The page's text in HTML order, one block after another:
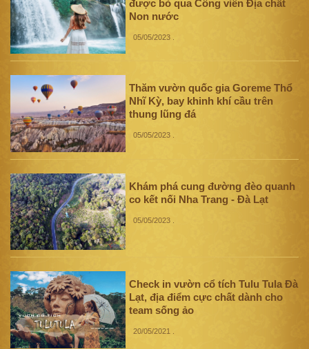
được bỏ qua Công viên Địa chất
Non nước
05/05/2023
Thăm vườn quốc gia Goreme Thổ
Nhĩ Kỳ, bay khinh khí cầu trên
thung lũng đá
05/05/2023
Khám phá cung đường đèo quanh
co kết nối Nha Trang - Đà Lạt
05/05/2023
Check in vườn cổ tích Tulu Tula Đà
Lạt, địa điểm cực chất dành cho
team sống ảo
20/05/2021